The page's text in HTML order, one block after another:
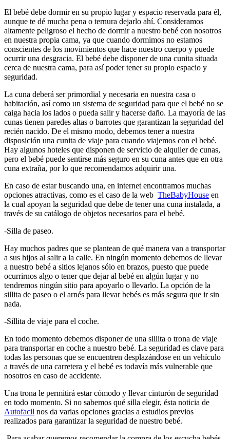
El bebé debe dormir en su propio lugar y espacio reservada para él,
aunque te dé mucha pena o ternura dejarlo ahí. Consideramos
altamente peligroso el hecho de dormir a nuestro bebé con nosotros
en nuestra propia cama, ya que cuando dormimos no estamos
conscientes de los movimientos que hace nuestro cuerpo y puede
ocurrir una desgracia. El bebé debe disponer de una cunita situada
cerca de nuestra cama, para así poder tener su propio espacio y
seguridad.
La cuna deberá ser primordial y necesaria en nuestra casa o
habitación, así como un sistema de seguridad para que el bebé no se
caiga hacia los lados o pueda salir y hacerse daño. La mayoría de las
cunas tienen paredes altas o barrotes que garantizan la seguridad del
recién nacido. De el mismo modo, debemos tener a nuestra
disposición una cunita de viaje para cuando viajemos con el bebé.
Hay algunos hoteles que disponen de servicio de alquiler de cunas,
pero el bebé puede sentirse más seguro en su cuna antes que en otra
cuna extraña, por lo que recomendamos adquirir una.
En caso de estar buscando una, en internet encontramos muchas
opciones atractivas, como es el caso de la web TheBabyHouse en
la cual apoyan la seguridad que debe de tener una cuna instalada, a
través de su catálogo de objetos necesarios para el bebé.
-Silla de paseo.
Hay muchos padres que se plantean de qué manera van a transportar
a sus hijos al salir a la calle. En ningún momento debemos de llevar
a nuestro bebé a sitios lejanos sólo en brazos, puesto que puede
ocurrirnos algo o tener que dejar al bebé en algún lugar y no
tendremos ningún sitio para apoyarlo o llevarlo. La opción de la
sillita de paseo o el arnés para llevar bebés es más segura que ir sin
nada.
-Sillita de viaje para el coche.
En todo momento debemos disponer de una sillita o trona de viaje
para transportar en coche a nuestro bebé. La seguridad es clave para
todas las personas que se encuentren desplazándose en un vehículo
a través de una carretera y el bebé es todavía más vulnerable que
nosotros en caso de accidente.
Una trona le permitirá estar cómodo y llevar cinturón de seguridad
en todo momento. Si no sabemos qué silla elegir, ésta noticia de
Autofacil nos da varias opciones gracias a estudios previos
realizados para garantizar la seguridad de nuestro bebé.